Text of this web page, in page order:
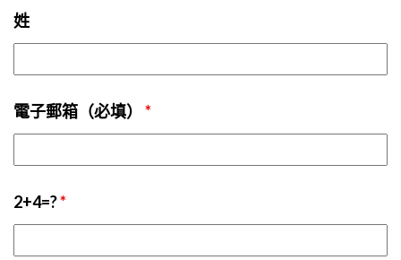
姓
電子郵箱（必填） *
2+4=?*